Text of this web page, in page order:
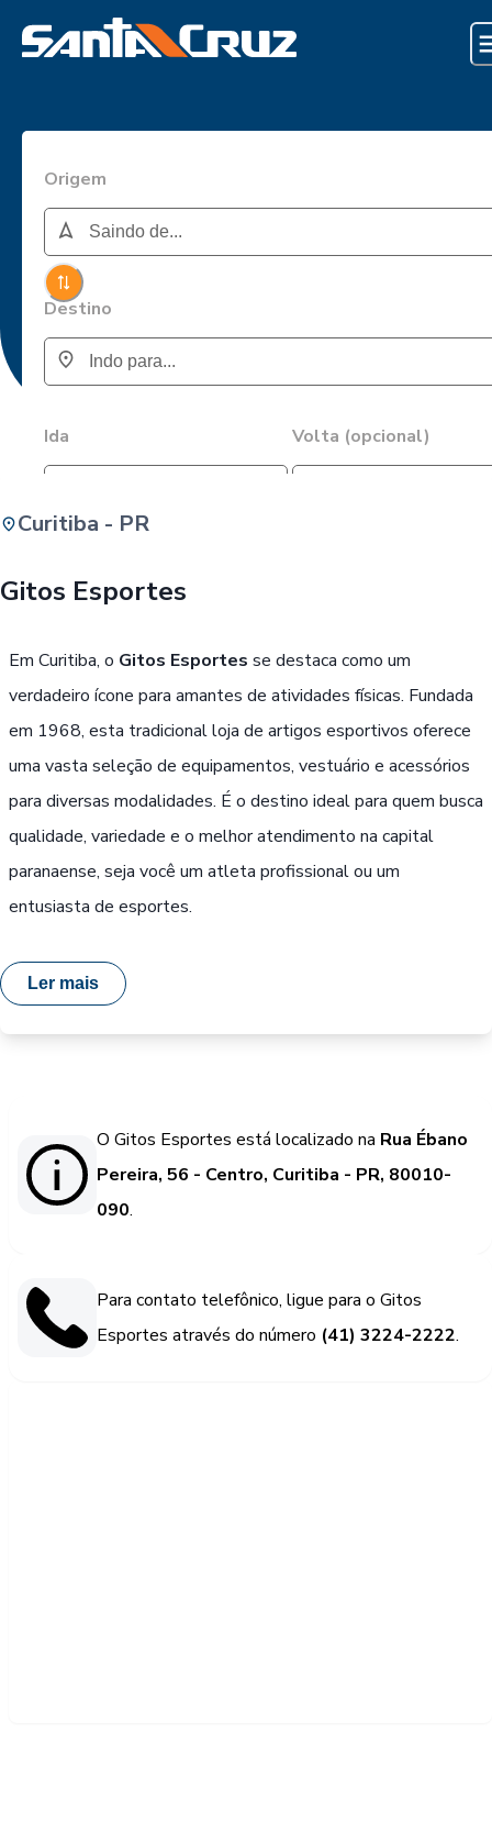
Origem
Destino
Ida Volta (opcional)
Curitiba - PR
Gitos Esportes
Em Curitiba, o Gitos Esportes se destaca como um
verdadeiro ícone para amantes de atividades físicas. Fundada
em 1968, esta tradicional loja de artigos esportivos oferece
uma vasta seleção de equipamentos, vestuário e acessórios
para diversas modalidades. É o destino ideal para quem busca
qualidade, variedade e o melhor atendimento na capital
paranaense, seja você um atleta profissional ou um
entusiasta de esportes.
Ler mais
O Gitos Esportes está localizado na Rua Ébano
Pereira, 56 - Centro, Curitiba - PR, 80010-
090.
Para contato telefônico, ligue para o Gitos
Esportes através do número (41) 3224-2222.